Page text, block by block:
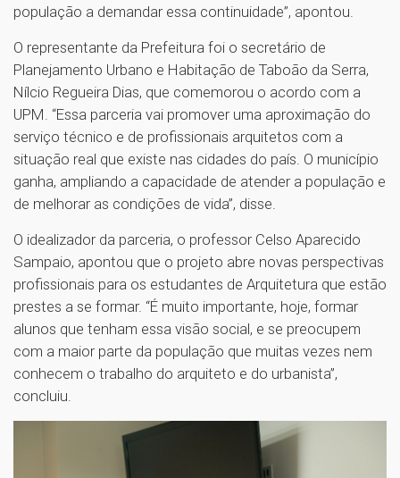
população a demandar essa continuidade”, apontou.
O representante da Prefeitura foi o secretário de
Planejamento Urbano e Habitação de Taboão da Serra,
Nílcio Regueira Dias, que comemorou o acordo com a
UPM. “Essa parceria vai promover uma aproximação do
serviço técnico e de profissionais arquitetos com a
situação real que existe nas cidades do país. O município
ganha, ampliando a capacidade de atender a população e
de melhorar as condições de vida”, disse.
O idealizador da parceria, o professor Celso Aparecido
Sampaio, apontou que o projeto abre novas perspectivas
profissionais para os estudantes de Arquitetura que estão
prestes a se formar. “É muito importante, hoje, formar
alunos que tenham essa visão social, e se preocupem
com a maior parte da população que muitas vezes nem
conhecem o trabalho do arquiteto e do urbanista”,
concluiu.